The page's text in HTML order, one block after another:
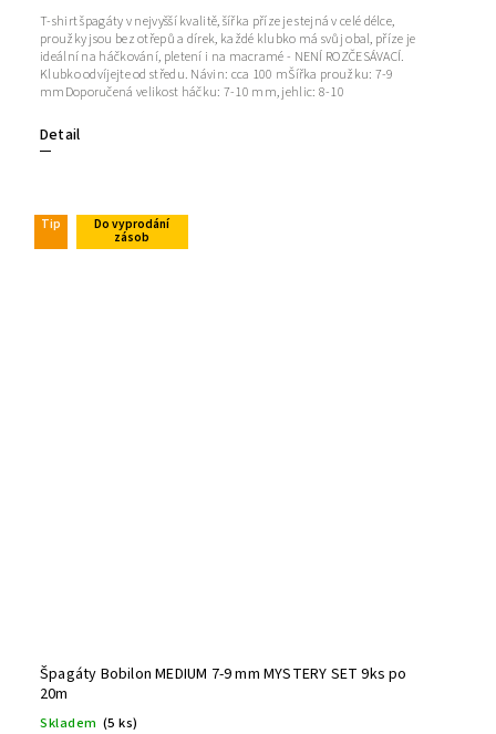
Detail
T-shirt špagáty v nejvyšší kvalitě, šířka příze je stejná v celé délce,
proužky jsou bez otřepů a dírek, každé klubko má svůj obal, příze je
ideální na háčkování, pletení i na macramé - NENÍ ROZČESÁVACÍ.
Klubko odvíjejte od středu. Návin: cca 100 mŠířka proužku: 7-9
mmDoporučená velikost háčku: 7-10 mm, jehlic: 8-10
Tip
Do vyprodání
zásob
Špagáty Bobilon MEDIUM 7-9 mm MYSTERY SET 9ks po
20m
Skladem (5 ks)